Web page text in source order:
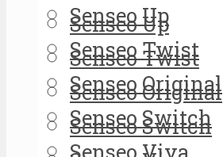
Senseo Up
Senseo Twist
Senseo Original
Senseo Switch
Senseo Viva
Senseo Up
Senseo Twist
Senseo Original
Senseo Switch